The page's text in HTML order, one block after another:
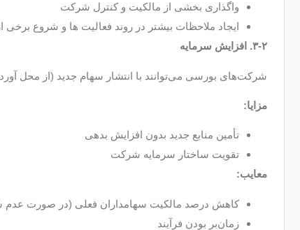
واگذاری بخشی از مالکیت و کنترل شرکت
ایجاد ملاحظات بیشتر در روند فعالیت ها و شروع برخی
۳-۲. افزایش سرمایه
شرکت‌های بورسی می‌توانند با انتشار سهام جدید (از محل
مزایا:
تأمین منابع جدید بدون افزایش بدهی
تقویت ساختار سرمایه شرکت
معایب:
کاهش درصد مالکیت سهامداران فعلی (در صورت عدم
زمان‌بر بودن فرآیند